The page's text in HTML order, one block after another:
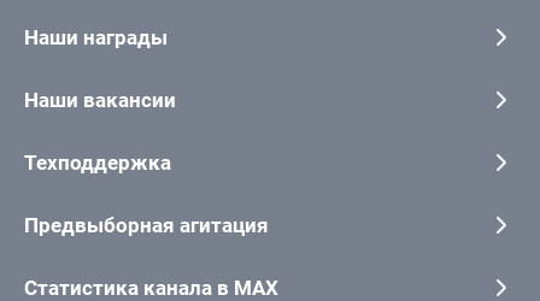
Наши награды
Наши вакансии
Техподдержка
Предвыборная агитация
Статистика канала в MAX